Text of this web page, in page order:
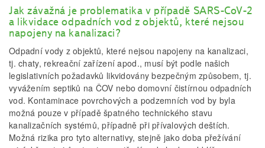
Jak závažná je problematika v případě SARS-CoV-2
a likvidace odpadních vod z objektů, které nejsou
napojeny na kanalizaci?
Odpadní vody z objektů, které nejsou napojeny na kanalizaci,
tj. chaty, rekreační zařízení apod., musí být podle našich
legislativních požadavků likvidovány bezpečným způsobem, tj.
vyvážením septiků na ČOV nebo domovní čistírnou odpadních
vod. Kontaminace povrchových a podzemních vod by byla
možná pouze v případě špatného technického stavu
kanalizačních systémů, případně při přívalových deštích.
Možná rizika pro tyto alternativy, stejně jako doba přežívání